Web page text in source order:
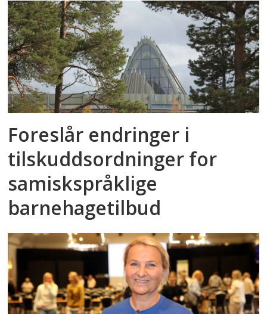
Foreslår endringer i
tilskuddsordninger for
samiskspråklige
barnehagetilbud